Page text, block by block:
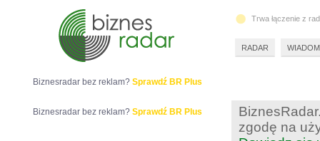
zgodę na
Biznesradar bez reklam? Sprawdź BR Plus
Biznesradar bez reklam? Sprawdź BR Plus
Trwa łączenie z
RADAR